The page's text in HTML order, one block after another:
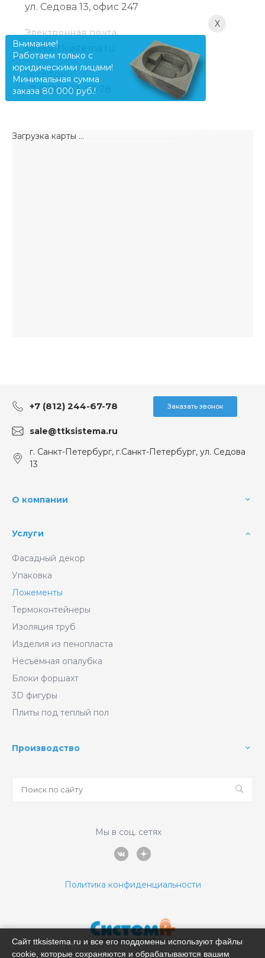
ул. Седова 13, офис 247
Электронная почта:
sale@ttksistema.ru
Телефон:
+7 (812) 244-67-78
Загрузка карты ...
+7 (812) 244-67-78 Заказать звонок
sale@ttksistema.ru
г. Санкт-Петербург, г.Санкт-Петербург, ул. Седова
13
О компании
Услуги
Фасадный декор
Упаковка
Ложементы
Термоконтейнеры
Изоляция труб
Изделия из пенопласта
Несъёмная опалубка
Блоки форшахт
3D фигуры
Плиты под теплый пол
Производство
Мы в соц. сетях
Политика конфиденциальности
X
Внимание!
Работаем только с
юридическими лицами!
Минимальная сумма
заказа 80 000 руб.!
Сайт ttksistema.ru и все его поддомены используют файлы
cookie, которые сохраняются и обрабатываются вашим